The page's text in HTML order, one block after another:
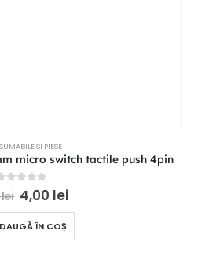
SI PIESE
micro switch tactile push 4pin
out of 5
lei 4,00 lei
ÎN COȘ